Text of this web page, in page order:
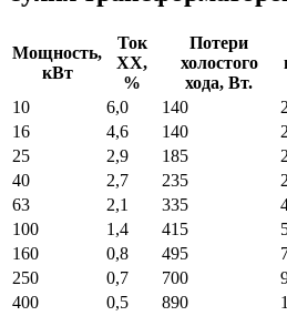
Мощность,
кВт
Ток
ХХ,
%
Потери
холостого
хода, Вт.
10
6,0 140
16
4,6 140
25
2,9 185
40
2,7 235
63
2,1 335
100
1,4 415
160
0,8 495
250
0,7 700
400
0,5 890